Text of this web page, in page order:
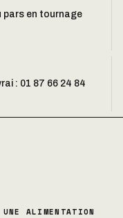
pars en tournage
: 01 87 66 24 84
ALIMENTATION